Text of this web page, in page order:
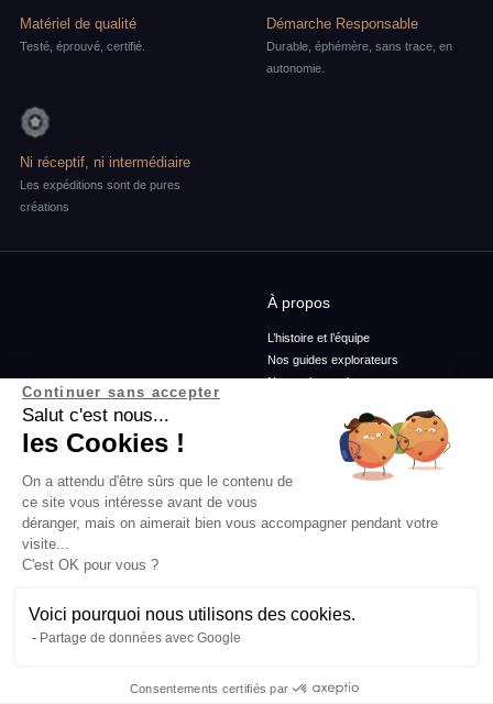
Matériel de qualité
Testé, éprouvé, certifié.
Démarche Responsable
Durable, éphémère, sans trace, en
autonomie.
Ni réceptif, ni intermédiaire
Les expéditions sont de pures
créations
À propos
L’histoire et l’équipe
Nos guides explorateurs
Nos ambassadeurs
Conditions générales de vente
Conditions générales d'utilisation
Services
Rejoins-nous
Agence
Actus
Continuer sans accepter
Salut c'est nous...
les Cookies !
On a attendu d'être sûrs que le contenu de
ce site vous intéresse avant de vous
déranger, mais on aimerait bien vous accompagner pendant votre
visite...
C'est OK pour vous ?
Voici pourquoi nous utilisons des cookies.
Partage de données avec Google
Consentements certifiés par